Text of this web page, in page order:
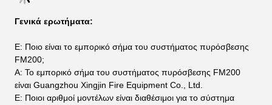
Γενικά ερωτήματα:
Ε: Ποιο είναι το εμπορικό σήμα του συστήματος πυρόσβεσης
FM200;
Α: Το εμπορικό σήμα του συστήματος πυρόσβεσης FM200
είναι Guangzhou Xingjin Fire Equipment Co., Ltd.
Ε: Ποιοι αριθμοί μοντέλων είναι διαθέσιμοι για το σύστημα